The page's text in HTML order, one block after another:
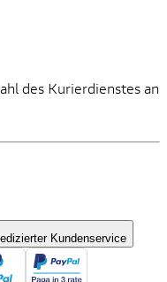
des Kurierdienstes an
Kundenservice